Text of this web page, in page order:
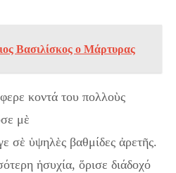
Βασιλίσκος ο Μάρτυρας
κοντά του πολλοὺς
μὲ
σὲ ὑψηλὲς βαθμίδες ἀρετῆς.
ἡσυχία, ὅρισε διάδοχό